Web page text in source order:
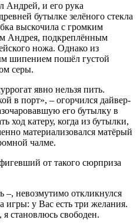
Андрей, и его рука
бутылке зелёного стекла
выскочила с громким
Андрея, подкреплённым
ножа. Однако из
шипением пошёл густой
серы.
явно нельзя пить.
в порт», – огорчился дайвер-
его бутылку в
ход катеру, когда из бутылки,
материализовался матёрый
чалме.
от такого сюрприза
–, невозмутимо откликнулся
у Вас есть три желания.
становлюсь свободен.